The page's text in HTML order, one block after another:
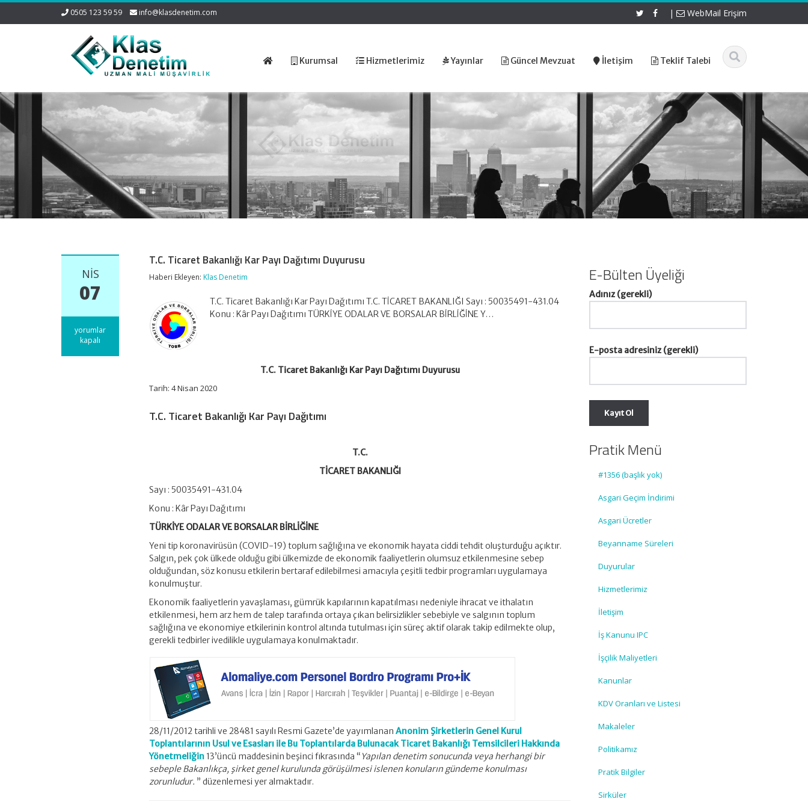
0505 123 59 59 info@klasdenetim.com | WebMail Erişim
Kurumsal Hizmetlerimiz Yayınlar Güncel Mevzuat İletişim Teklif Talebi
NIS
07
T.C.
Ticaret
yorumlar
kapalı
T.C. Ticaret Bakanlığı Kar Payı Dağıtımı Duyurusu
Haberi Ekleyen:Klas Denetim
T.C. Ticaret Bakanlığı Kar Payı Dağıtımı T.C. TİCARET BAKANLIĞI Sayı : 50035491-431.04
Konu : Kâr Payı Dağıtımı TÜRKİYE ODALAR VE BORSALAR BİRLİĞİNE Y…
T.C. Ticaret Bakanlığı Kar Payı Dağıtımı Duyurusu
Tarih: 4 Nisan 2020
T.C. Ticaret Bakanlığı Kar Payı Dağıtımı
T.C.
TİCARET BAKANLIĞI
Sayı : 50035491-431.04
Konu : Kâr Payı Dağıtımı
TÜRKİYE ODALAR VE BORSALAR BİRLİĞİNE
Yeni tip koronavirüsün (COVID-19) toplum sağlığına ve ekonomik hayata ciddi tehdit oluşturduğu açıktır.
Salgın, pek çok ülkede olduğu gibi ülkemizde de ekonomik faaliyetlerin olumsuz etkilenmesine sebep
olduğundan, söz konusu etkilerin bertaraf edilebilmesi amacıyla çeşitli tedbir programları uygulamaya
konulmuştur.
Ekonomik faaliyetlerin yavaşlaması, gümrük kapılarının kapatılması nedeniyle ihracat ve ithalatın
etkilenmesi, hem arz hem de talep tarafında ortaya çıkan belirsizlikler sebebiyle ve salgının toplum
sağlığına ve ekonomiye etkilerinin kontrol altında tutulması için süreç aktif olarak takip edilmekte olup,
gerekli tedbirler ivedilikle uygulamaya konulmaktadır.
28/11/2012 tarihli ve 28481 sayılı Resmi Gazete’de yayımlananAnonim Şirketlerin Genel Kurul
Toplantılarının Usul ve Esasları ile Bu Toplantılarda Bulunacak Ticaret Bakanlığı Temsilcileri Hakkında
Yönetmeliğin 13’üncü maddesinin beşinci fıkrasında “ Yapılan denetim sonucunda veya herhangi bir
sebeple Bakanlıkça, şirket genel kurulunda görüşülmesi islenen konuların gündeme konulması
zorunludur. ” düzenlemesi yer almaktadır.
E-Bülten Üyeliği
Adınız (gerekli)
E-posta adresiniz (gerekli)
Pratik Menü
#1356 (başlık yok)
Asgari Geçim İndirimi
Asgari Ücretler
Beyanname Süreleri
Duyurular
Hizmetlerimiz
İletişim
İş Kanunu IPC
İşçilik Maliyetleri
Kanunlar
KDV Oranları ve Listesi
Makaleler
Politikamız
Pratik Bilgiler
Sirküler